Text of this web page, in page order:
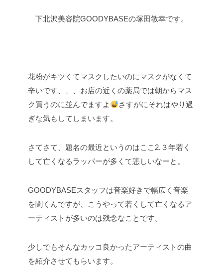
下北沢美容院GOODYBASEの塚田敏幸です。
花粉がキツくてマスクしたいのにマスクがなくて
辛いです、、、お店の近くの薬局では朝からマス
ク買うのに並んでますよ
さすがにそれはやり過
ぎな気もしてしまいます。
さてさて、題名の最近というのはここ2.３年若く
して亡くなるラッパーが多くて悲しいなーと。
GOODYBASEスタッフは音楽好きで幅広く音楽
を聞くんですが、こうやって若くして亡くなるア
ーティストが多いのは残念なことです。
少しでもそんなカッコ良かったアーティストの曲
を紹介させてもらいます。